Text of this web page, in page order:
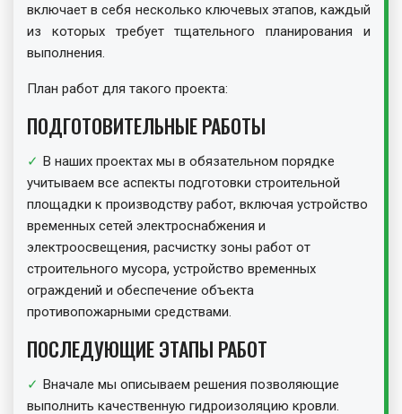
включает в себя несколько ключевых этапов, каждый
из которых требует тщательного планирования и
выполнения.
План работ для такого проекта:
ПОДГОТОВИТЕЛЬНЫЕ РАБОТЫ
В наших проектах мы в обязательном порядке
учитываем все аспекты подготовки строительной
площадки к производству работ, включая устройство
временных сетей электроснабжения и
электроосвещения, расчистку зоны работ от
строительного мусора, устройство временных
ограждений и обеспечение объекта
противопожарными средствами.
ПОСЛЕДУЮЩИЕ ЭТАПЫ РАБОТ
Вначале мы описываем решения позволяющие
выполнить качественную гидроизоляцию кровли.